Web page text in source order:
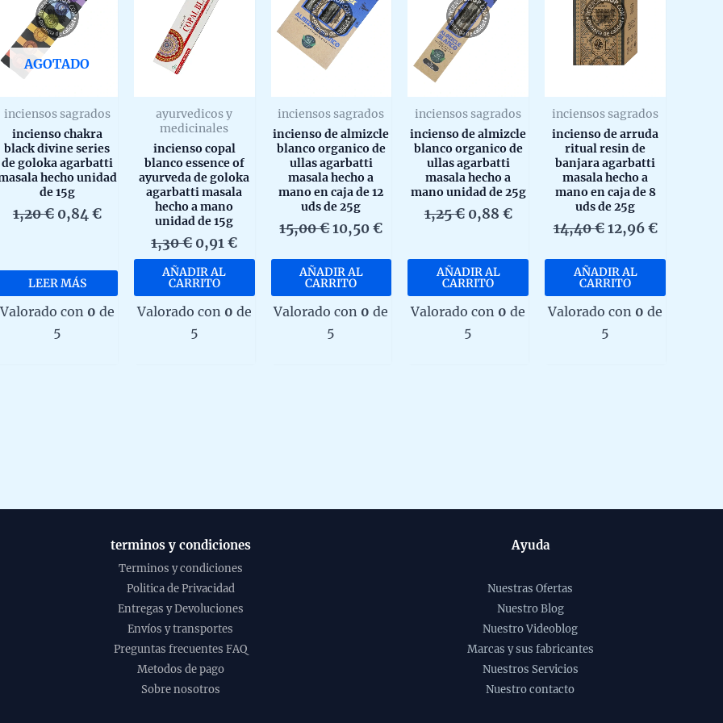
AGOTADO
inciensos sagrados
incienso chakra
black divine series
de goloka agarbatti
hecho unidad
de 15g
1,20€ El
era:
1,20 €.
0,84€El
es:
LEER MÁS
Valorado con 0 de
5
ayurvedicos y
medicinales
incienso copal
blanco essence of
ayurveda de goloka
agarbatti masala
hecho a mano
unidad de 15g
1,30€ El
precio
original
era:
1,30 €.
0,91€El
precio
es:
0,91 €.
AÑADIR AL
CARRITO
Valorado con 0 de
5
inciensos sagrados
incienso de almizcle
blanco organico de
ullas agarbatti
masala hecho a
mano en caja de 12
uds de 25g
15,00€El
original
era:
15,00 €.
10,50€El
actual
10,50 €.
AÑADIR AL
CARRITO
Valorado con 0 de
5
inciensos sagrados
incienso de almizcle
blanco organico de
ullas agarbatti
masala hecho a
mano unidad de 25g
1,25€ El
era:
1,25 €.
0,88 €El
precio
es:
AÑADIR AL
CARRITO
Valorado con 0 de
5
inciensos sagrados
incienso de arruda
ritual resin de
banjara agarbatti
masala hecho a
mano en caja de 8
uds de 25g
14,40€ El
original
era:
14,40 €.
12,96€El
actual
12,96 €.
AÑADIR AL
CARRITO
Valorado con 0 de
5
terminos y condiciones
Terminos y condiciones
Politica de Privacidad
Entregas y Devoluciones
Envíos y transportes
Preguntas frecuentes FAQ
Metodos de pago
Sobre nosotros
Ayuda
Nuestras Ofertas
Nuestro Blog
Nuestro Videoblog
Marcas y sus fabricantes
Nuestros Servicios
Nuestro contacto